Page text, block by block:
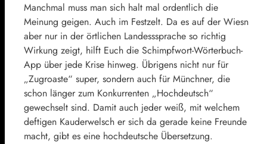
Manchmal muss man sich halt mal ordentlich die
Meinung geigen. Auch im Festzelt. Da es auf der Wiesn
aber nur in der örtlichen Landesssprache so richtig
Wirkung zeigt, hilft Euch die Schimpfwort-Wörterbuch-
App über jede Krise hinweg. Übrigens nicht nur für
„Zugroaste“ super, sondern auch für Münchner, die
schon länger zum Konkurrenten „Hochdeutsch“
gewechselt sind. Damit auch jeder weiß, mit welchem
deftigen Kauderwelsch er sich da gerade keine Freunde
macht, gibt es eine hochdeutsche Übersetzung.